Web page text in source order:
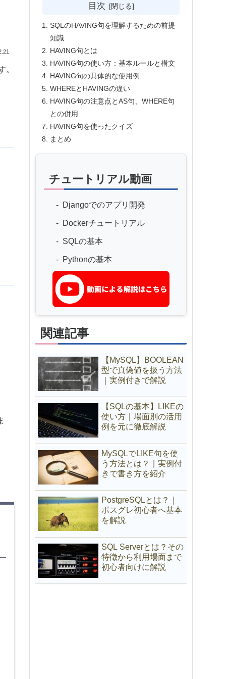
。
目次
SQLのHAVING句を理解するための前提
知識
HAVING句とは
HAVING句の使い方：基本ルールと構文
HAVING句の具体的な使用例
WHEREとHAVINGの違い
HAVING句の注意点とAS句、WHERE句
との併用
HAVING句を使ったクイズ
まとめ
チュートリアル動画
Djangoでのアプリ開発
Dockerチュートリアル
SQLの基本
Pythonの基本
関連記事
【MySQL】BOOLEAN
型で真偽値を扱う方法
｜実例付きで解説
【SQLの基本】LIKEの
使い方｜場面別の活用
例を元に徹底解説
MySQLでLIKE句を使
う方法とは？｜実例付
きで書き方を紹介
PostgreSQLとは？｜
ポスグレ初心者へ基本
を解説
SQL Serverとは？その
特徴から利用場面まで
初心者向けに解説